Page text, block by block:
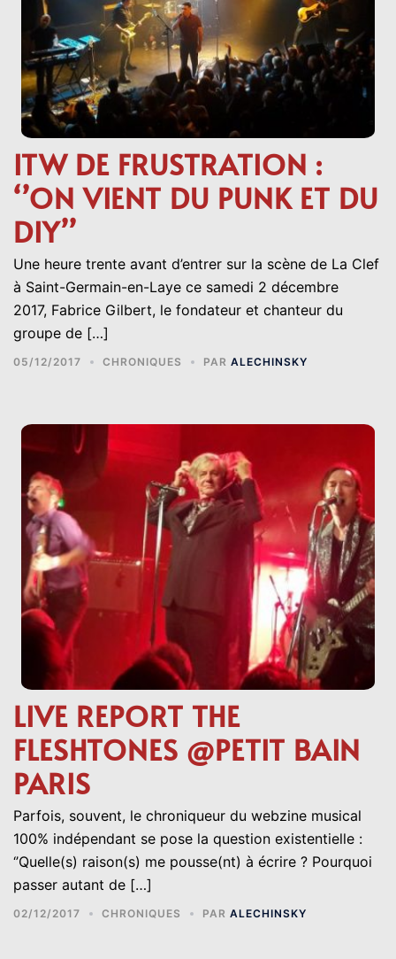
ITW DE FRUSTRATION :
‘’ON VIENT DU PUNK ET DU
DIY’’
Une heure trente avant d’entrer sur la scène de La Clef
à Saint-Germain-en-Laye ce samedi 2 décembre
2017, Fabrice Gilbert, le fondateur et chanteur du
groupe de […]
05/12/2017 CHRONIQUES PAR ALECHINSKY
LIVE REPORT THE
FLESHTONES @PETIT BAIN
PARIS
Parfois, souvent, le chroniqueur du webzine musical
100% indépendant se pose la question existentielle :
‘’Quelle(s) raison(s) me pousse(nt) à écrire ? Pourquoi
passer autant de […]
02/12/2017 CHRONIQUES PAR ALECHINSKY